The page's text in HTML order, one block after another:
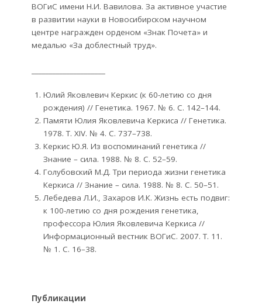
ВОГиС имени Н.И. Вавилова. За активное участие
в развитии науки в Новосибирском научном
центре награжден орденом «Знак Почета» и
медалью «За доблестный труд».
Юлий Яковлевич Керкис (к 60-летию со дня
рождения) // Генетика. 1967. № 6. С. 142–144.
Памяти Юлия Яковлевича Керкиса // Генетика.
1978. Т. XIV. № 4. С. 737–738.
Керкис Ю.Я. Из воспоминаний генетика //
Знание – сила. 1988. № 8. С. 52–59.
Голубовский М.Д. Три периода жизни генетика
Керкиса // Знание – сила. 1988. № 8. С. 50–51.
Лебедева Л.И., Захаров И.К. Жизнь есть подвиг:
к 100-летию со дня рождения генетика,
профессора Юлия Яковлевича Керкиса //
Информационный вестник ВОГиС. 2007. Т. 11.
№ 1. С. 16–38.
Публикации